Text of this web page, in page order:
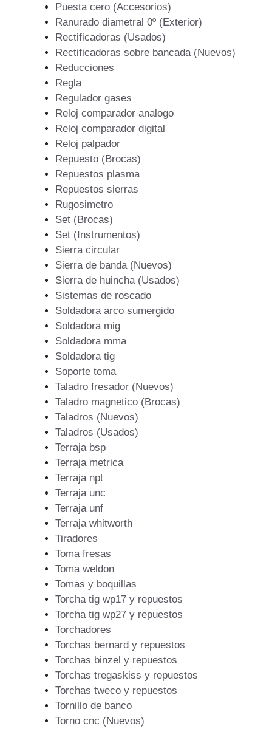
Puesta cero (Accesorios)
Ranurado diametral 0º (Exterior)
Rectificadoras (Usados)
Rectificadoras sobre bancada (Nuevos)
Reducciones
Regla
Regulador gases
Reloj comparador analogo
Reloj comparador digital
Reloj palpador
Repuesto (Brocas)
Repuestos plasma
Repuestos sierras
Rugosimetro
Set (Brocas)
Set (Instrumentos)
Sierra circular
Sierra de banda (Nuevos)
Sierra de huincha (Usados)
Sistemas de roscado
Soldadora arco sumergido
Soldadora mig
Soldadora mma
Soldadora tig
Soporte toma
Taladro fresador (Nuevos)
Taladro magnetico (Brocas)
Taladros (Nuevos)
Taladros (Usados)
Terraja bsp
Terraja metrica
Terraja npt
Terraja unc
Terraja unf
Terraja whitworth
Tiradores
Toma fresas
Toma weldon
Tomas y boquillas
Torcha tig wp17 y repuestos
Torcha tig wp27 y repuestos
Torchadores
Torchas bernard y repuestos
Torchas binzel y repuestos
Torchas tregaskiss y repuestos
Torchas tweco y repuestos
Tornillo de banco
Torno cnc (Nuevos)